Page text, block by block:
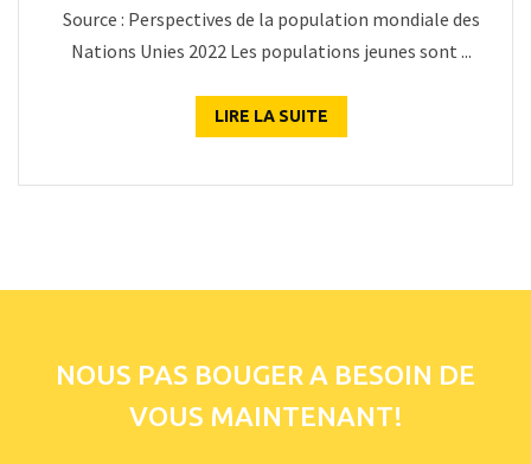
Source : Perspectives de la population mondiale des
Nations Unies 2022 Les populations jeunes sont ...
LIRE LA SUITE
NOUS PAS BOUGER A BESOIN DE
VOUS MAINTENANT!